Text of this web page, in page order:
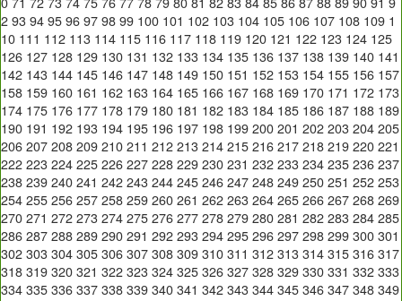
2 93 94 95 96 97 98 99 100 101 102 103 104 105 106 107 108 109 1
10 111 112 113 114 115 116 117 118 119 120 121 122 123 124 125
126 127 128 129 130 131 132 133 134 135 136 137 138 139 140 141
142 143 144 145 146 147 148 149 150 151 152 153 154 155 156 157
158 159 160 161 162 163 164 165 166 167 168 169 170 171 172 173
174 175 176 177 178 179 180 181 182 183 184 185 186 187 188 189
190 191 192 193 194 195 196 197 198 199 200 201 202 203 204 205
206 207 208 209 210 211 212 213 214 215 216 217 218 219 220 221
222 223 224 225 226 227 228 229 230 231 232 233 234 235 236 237
238 239 240 241 242 243 244 245 246 247 248 249 250 251 252 253
254 255 256 257 258 259 260 261 262 263 264 265 266 267 268 269
270 271 272 273 274 275 276 277 278 279 280 281 282 283 284 285
286 287 288 289 290 291 292 293 294 295 296 297 298 299 300 301
302 303 304 305 306 307 308 309 310 311 312 313 314 315 316 317
318 319 320 321 322 323 324 325 326 327 328 329 330 331 332 333
334 335 336 337 338 339 340 341 342 343 344 345 346 347 348 349